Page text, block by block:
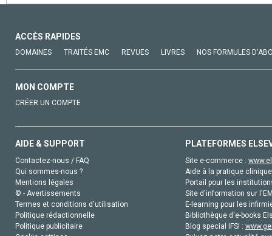
ACCÈS RAPIDES
DOMAINES TRAITÉS EMC REVUES LIVRES NOS FORMULES
MON COMPTE
CRÉER UN COMPTE
AIDE & SUPPORT
Contactez-nous / FAQ
Qui sommes-nous ?
Mentions légales
© - Avertissements
Termes et conditions d'utilisation
Politique rédactionnelle
Politique publicitaire
PLATEFORMES
Site e-commerce :
Aide à la pratique
Portail pour les
Site d'information sur
E-learning pour les
Bibliothèque d'e-books
Blog special IFSI :